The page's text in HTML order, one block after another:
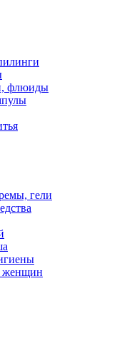
флюиды
гели
женщин